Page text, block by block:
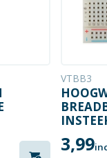
VTBB3
3,99